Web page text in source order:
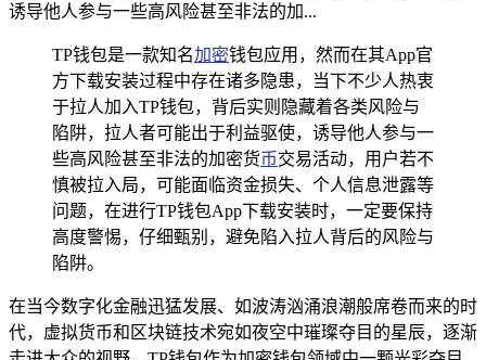
诱导他人参与一些高风险甚至非法的加...
TP钱包是一款知名加密钱包应用，然而在其App官
方下载安装过程中存在诸多隐患，当下不少人热衷
于拉人加入TP钱包，背后实则隐藏着各类风险与
陷阱，拉人者可能出于利益驱使，诱导他人参与一
些高风险甚至非法的加密货币交易活动，用户若不
慎被拉入局，可能面临资金损失、个人信息泄露等
问题，在进行TP钱包App下载安装时，一定要保持
高度警惕，仔细甄别，避免陷入拉人背后的风险与
陷阱。
在当今数字化金融迅猛发展、如波涛汹涌浪潮般席卷而来的时
代，虚拟货币和区块链技术宛如夜空中璀璨夺目的星辰，逐渐